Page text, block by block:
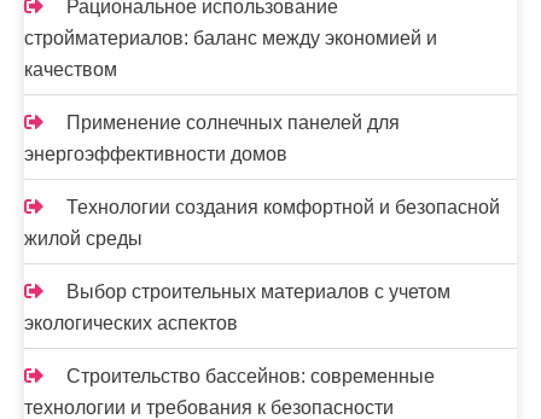
и
с
е
й
Рациональное использование
стройматериалов: баланс между экономией и
качеством
Применение солнечных панелей для
энергоэффективности домов
Технологии создания комфортной и безопасной
жилой среды
Выбор строительных материалов с учетом
экологических аспектов
Строительство бассейнов: современные
технологии и требования к безопасности